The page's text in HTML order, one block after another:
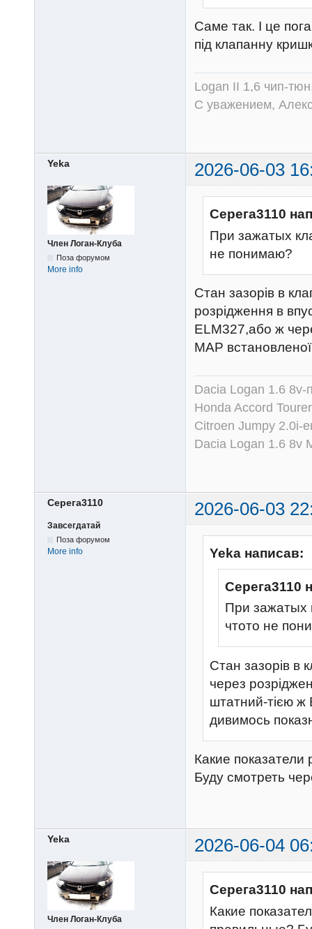
Саме так. І це
під клапанну
Logan II 1,6 чип-
С уважением,
Yeka 2026-06-03
Член Логан-Клуба
Поза форумом
More info
Серега3110
При зажатых
не понимаю?
Стан зазорів в
розрідження в
ELM327,або ж
МАР
Dacia Logan 1.6
Honda Accord
Citroen Jumpy 2.0i-
Dacia Logan 1.6 8v
Серега3110 2026-06-03
Завсегдатай
Поза форумом
More info Yeka написав:
Серега3110
При зажатых
чтото не
Стан зазорів в
через
штатний-тією ж
дивимось
Какие
Буду смотреть
Yeka 2026-06-04
Член Логан-Клуба
Серега3110
Какие